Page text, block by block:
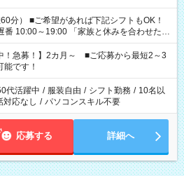
シフトもOK！
「家族と休みを合わせた
夕飯の準備がしたい」 「できれば残業はし
を教えてくださいね。 ※Wワーク希望
事で希望する勤務時間と、もう1つのお仕事
週40時間を超える場合は応募できません。
！急募！】2カ月～ ■ご応募から最短2～3
能です！
代活躍中 / 服装自由 / シフト勤務 / 10名以
対応なし / パソコンスキル不要
応募する 詳細へ